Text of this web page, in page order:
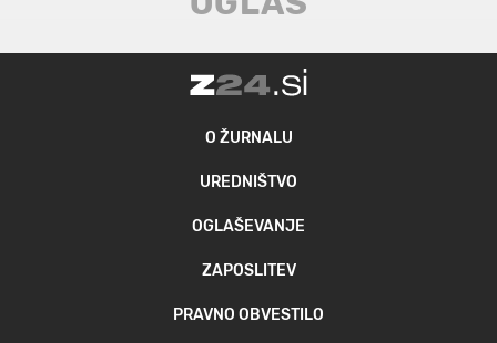
O ŽURNALU
UREDNIŠTVO
OGLAŠEVANJE
ZAPOSLITEV
PRAVNO OBVESTILO